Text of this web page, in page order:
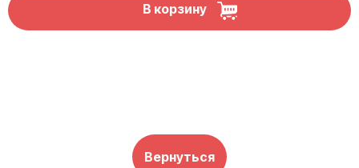
В корзину
Вернуться